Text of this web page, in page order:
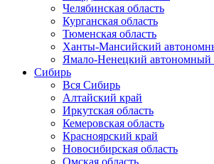
Челябинская область
Курганская область
Тюменская область
Ханты-Мансийский
Ямало-Ненецкий автономный
Сибирь
Вся Сибирь
Алтайский край
Иркутская область
Кемеровская область
Красноярский край
Новосибирская область
Омская область